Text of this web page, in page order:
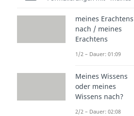
meines Erachtens
nach / meines
Erachtens
1/2 – Dauer: 01:09
Meines Wissens
oder meines
Wissens nach?
2/2 – Dauer: 02:08